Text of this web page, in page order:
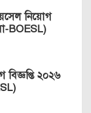
নিয়োগ
BOESL)
২০২৬